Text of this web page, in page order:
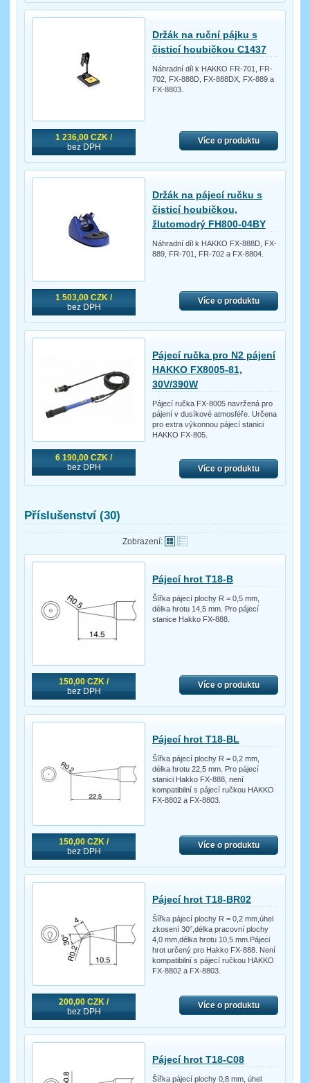
1 236,00 CZK /
bez DPH
Držák na ruční pájku s
čisticí houbičkou C1437
Náhradní díl k HAKKO FR-701, FR-
702, FX-888D, FX-888DX, FX-889 a
FX-8803.
Více o produktu
1 503,00 CZK /
bez DPH
Držák na pájecí ručku s
čisticí houbičkou,
žlutomodrý FH800-04BY
Náhradní díl k HAKKO FX-888D, FX-
889, FR-701, FR-702 a FX-8804.
Více o produktu
6 190,00 CZK /
bez DPH
Pájecí ručka pro N2 pájení
HAKKO FX8005-81,
30V/390W
Pájecí ručka FX-8005 navržená pro
pájení v dusíkové atmosféře. Určena
pro extra výkonnou pájecí stanici
HAKKO FX-805.
Více o produktu
Příslušenství (30)
Zobrazení:
150,00 CZK /
bez DPH
Pájecí hrot T18-B
Šířka pájecí plochy R = 0,5 mm,
délka hrotu 14,5 mm. Pro pájecí
stanice Hakko FX-888.
Více o produktu
150,00 CZK /
bez DPH
Pájecí hrot T18-BL
Šířka pájecí plochy R = 0,2 mm,
délka hrotu 22,5 mm. Pro pájecí
stanici Hakko FX-888, není
kompatibilní s pájecí ručkou HAKKO
FX-8802 a FX-8803.
Více o produktu
200,00 CZK /
bez DPH
Pájecí hrot T18-BR02
Šířka pájecí plochy R = 0,2 mm,úhel
zkosení 30°,délka pracovní plochy
4,0 mm,délka hrotu 10,5 mm.Pájeci
hrot určený pro Hakko FX-888. Není
kompatibilní s pájecí ručkou HAKKO
FX-8802 a FX-8803.
Více o produktu
Pájecí hrot T18-C08
Šířka pájecí plochy 0,8 mm, úhel